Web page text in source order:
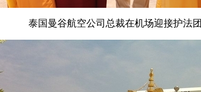
泰国曼谷航空公司总裁在机场迎接护法团